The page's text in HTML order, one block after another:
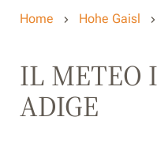
Home Hohe Gaisl
IL METEO
ADIGE